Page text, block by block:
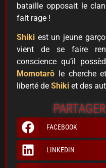
bataille opposait le clan
fait rage !
Shiki est un jeune
vient de se faire
conscience qu’il
Momotarô
le cherche
liberté de Shiki et des
FACEBOOK
LINKEDIN